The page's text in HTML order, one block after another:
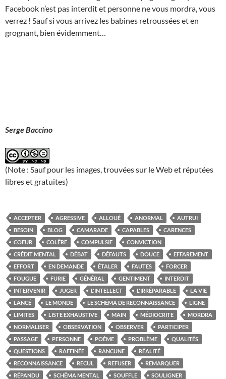
Facebook n’est pas interdit et personne ne vous mordra, vous
verrez ! Sauf si vous arrivez les babines retroussées et en
grognant, bien évidemment…
Serge Baccino
(Note : Sauf pour les images, trouvées sur le Web et réputées
libres et gratuites)
ACCEPTER AGRESSIVE ALLOUÉ ANORMAL
AUTRUI
BESOIN
BLOG CAMARADE CAPABLES
CARENCES
COEUR
COLÈRE COMPULSIF
CONVICTION
CRÉDIT MENTAL
DÉBAT DÉFAUTS DOUCE
EFFAREMENT
EFFORT
EN DEMANDE ÉTALER FAUTES
FORCER
FOUGUE
FURIE GÉNÉRAL GENTIMENT
INTERDIT
INTERVENIR
JUGER L'INTELLECT L'IRRÉPARABLE
LA VIE
LANCÉ
LE MONDE LE SCHÉMA DE RECONNAISSANCE
LIGNE
LIMITES
LISTE EXHAUSTIVE MAIN MÉDIOCRITE
MORDRA
NORMALISER
OBSERVATION OBSERVER
PARTICIPER
PASSAGE
PERSONNE POÈME PROBLÈME
QUALITÉS
QUESTIONS
RAFFINÉE RANCUNE
RÉALITÉ
RECONNAISSANCE
RECUL REFUSER
REMARQUER
RÉPANDU
SCHÉMA MENTAL SOUFFLE
SOULIGNER